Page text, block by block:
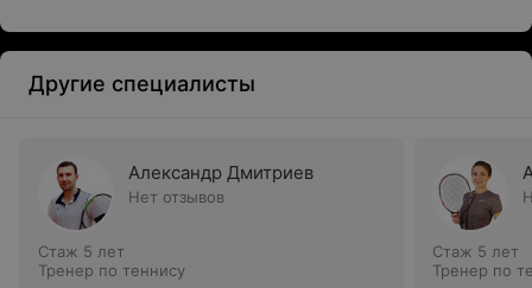
Другие специалисты
Александр Дмитриев
Нет отзывов
Стаж 5 лет
Тренер по теннису
Стаж 5 лет
Тренер по